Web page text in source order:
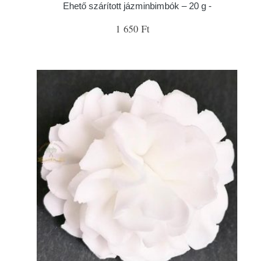
Ehető szárított jázminbimbók – 20 g -
1 650 Ft